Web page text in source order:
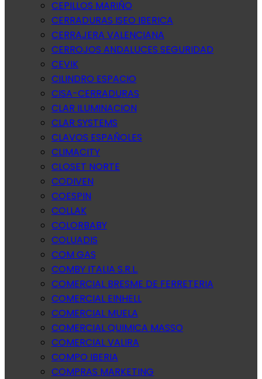
CEPILLOS MARIÑO
CERRADURAS ISEO IBERICA
CERRAJERA VALENCIANA
CERROJOS ANDALUCES SEGURIDAD
CEVIK
CILINDRO ESPACIO
CISA-CERRADURAS
CLAR ILUMINACION
CLAR SYSTEMS
CLAVOS ESPAÑOLES
CLIMACITY
CLOSET NORTE
CODIVEN
COESPIN
COLLAK
COLORBABY
COLUADIS
COM GAS
COMBY ITALIA S.R.L.
COMERCIAL BRESME DE FERRETERIA
COMERCIAL EINHELL
COMERCIAL MUELA
COMERCIAL QUIMICA MASSO
COMERCIAL VALIRA
COMPO IBERIA
COMPRAS MARKETING